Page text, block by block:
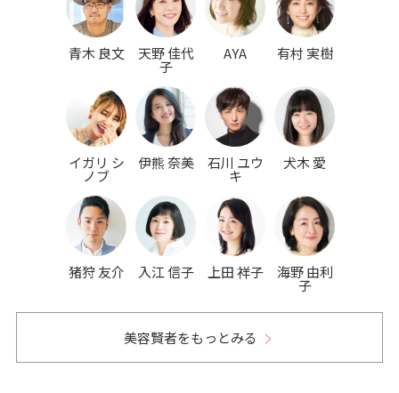
青木 良文 天野 佳代
子
AYA 有村 実樹
イガリ シ
ノブ
伊熊 奈美 石川 ユウ
キ
犬木 愛
猪狩 友介 入江 信子 上田 祥子 海野 由利
子
美容賢者をもっとみる